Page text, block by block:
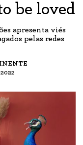
be loved
apresenta viés
pelas redes